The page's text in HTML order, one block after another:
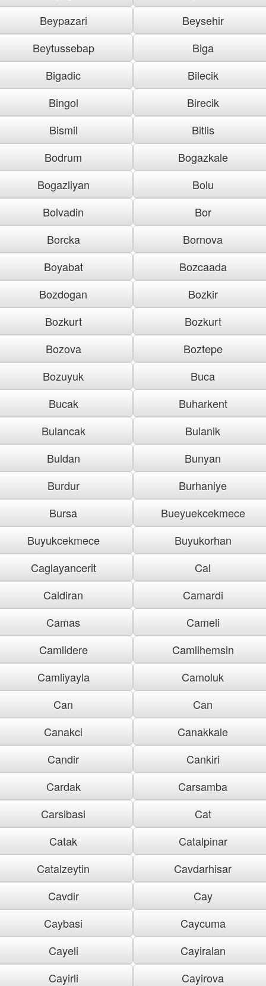
Beypazari
Beysehir
Beytussebap
Biga
Bigadic
Bilecik
Bingol
Birecik
Bismil
Bitlis
Bodrum
Bogazkale
Bogazliyan
Bolu
Bolvadin
Bor
Borcka
Bornova
Boyabat
Bozcaada
Bozdogan
Bozkir
Bozkurt
Bozkurt
Bozova
Boztepe
Bozuyuk
Buca
Bucak
Buharkent
Bulancak
Bulanik
Buldan
Bunyan
Burdur
Burhaniye
Bursa
Bueyuekcekmece
Buyukcekmece
Buyukorhan
Caglayancerit
Cal
Caldiran
Camardi
Camas
Cameli
Camlidere
Camlihemsin
Camliyayla
Camoluk
Can
Can
Canakci
Canakkale
Candir
Cankiri
Cardak
Carsamba
Carsibasi
Cat
Catak
Catalpinar
Catalzeytin
Cavdarhisar
Cavdir
Cay
Caybasi
Caycuma
Cayeli
Cayiralan
Cayirli
Cayirova